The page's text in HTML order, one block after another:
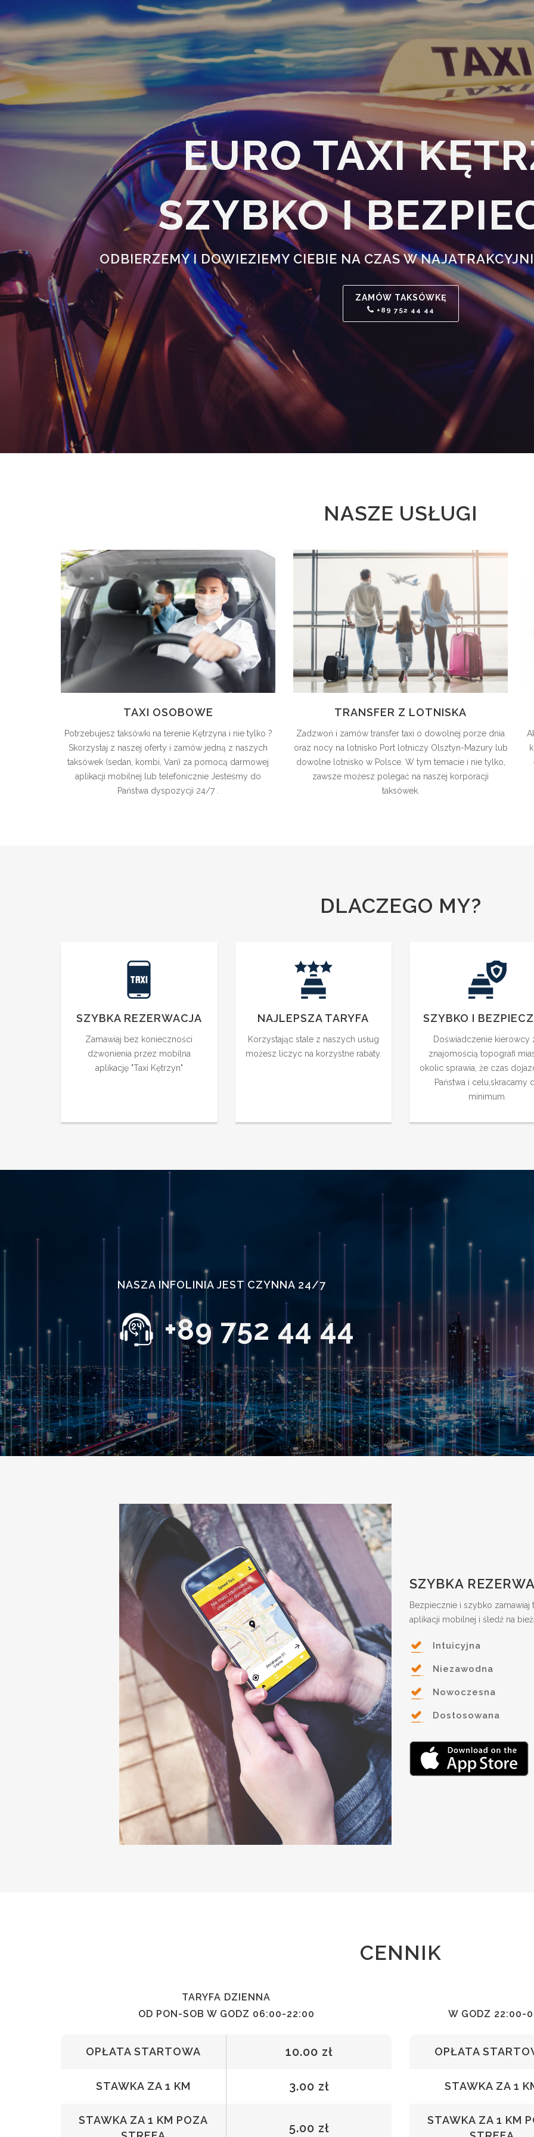
EURO TAXI
SZYBKO I
ODBIERZEMY I DOWIEZIEMY CIEBIE NA CZAS W
ZAMÓW TAKSÓWKĘ
+89 752 44 44
NASZE USŁUGI
TAXI OSOBOWE
Potrzebujesz taksówki na terenie Kętrzyna i nie tylko ?
Skorzystaj z naszej oferty i zamów jedną z naszych
taksówek (sedan, kombi, Van) za pomocą darmowej
aplikacji mobilnej lub telefonicznie Jesteśmy do
Państwa dyspozycji 24/7 .
TRANSFER Z LOTNISKA
Zadzwoń i zamów transfer taxi o dowolnej porze dnia
oraz nocy na lotnisko Port lotniczy Olsztyn-Mazury lub
dowolne lotnisko w Polsce. W tym temacie i nie tylko,
zawsze możesz polegać na naszej korporacji
taksówek.
DLACZEGO MY?
SZYBKA REZERWACJA
Zamawiaj bez konieczności
dzwonienia przez mobilna
aplikację "Taxi Kętrzyn"
NAJLEPSZA TARYFA
Korzystając stale z naszych usług
możesz liczyc na korzystne rabaty.
SZYBKO I
Doświadczenie kierowcy
znajomością topografi
okolic sprawia, że czas
Państwa i celu,skracamy
minimum.
NASZA INFOLINIA JEST CZYNNA 24/7
+89 752 44 44
SZYBKA
Bezpiecznie i szybko zamawiaj
aplikacji mobilnej i śledź na
Intuicyjna
Niezawodna
Nowoczesna
Dostosowana
CENNIK
TARYFA DZIENNA
OD PON-SOB W GODZ 06:00-22:00
OPŁATA STARTOWA 10.00 zł
STAWKA ZA 1 KM 3.00 zł
STAWKA ZA 1 KM POZA
5.00 zł
W GODZ 22:00-
OPŁATA
STAWKA ZA 1
STAWKA ZA 1 KM